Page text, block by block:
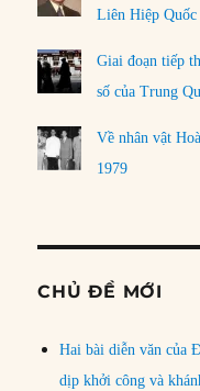
Liên Hiệp Quốc
Giai đoạn tiếp
số của Trung
Về nhân vật
1979
CHỦ ĐỀ MỚI
Hai bài diễn văn của
dịp khởi công và